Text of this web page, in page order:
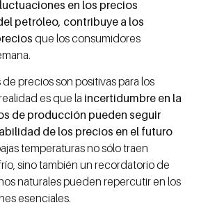
en los precios
petróleo, contribuye a los
que los consumidores
de precios son positivas para los
es que la incertidumbre en la
de producción pueden seguir
de los precios en el futuro
temperaturas no sólo traen
sino también un recordatorio de
naturales pueden repercutir en los
esenciales.